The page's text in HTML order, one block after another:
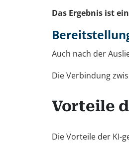
Das Ergebnis ist
Auch nach der
Die Verbindung
Vorteile
Die Vorteile der KI-